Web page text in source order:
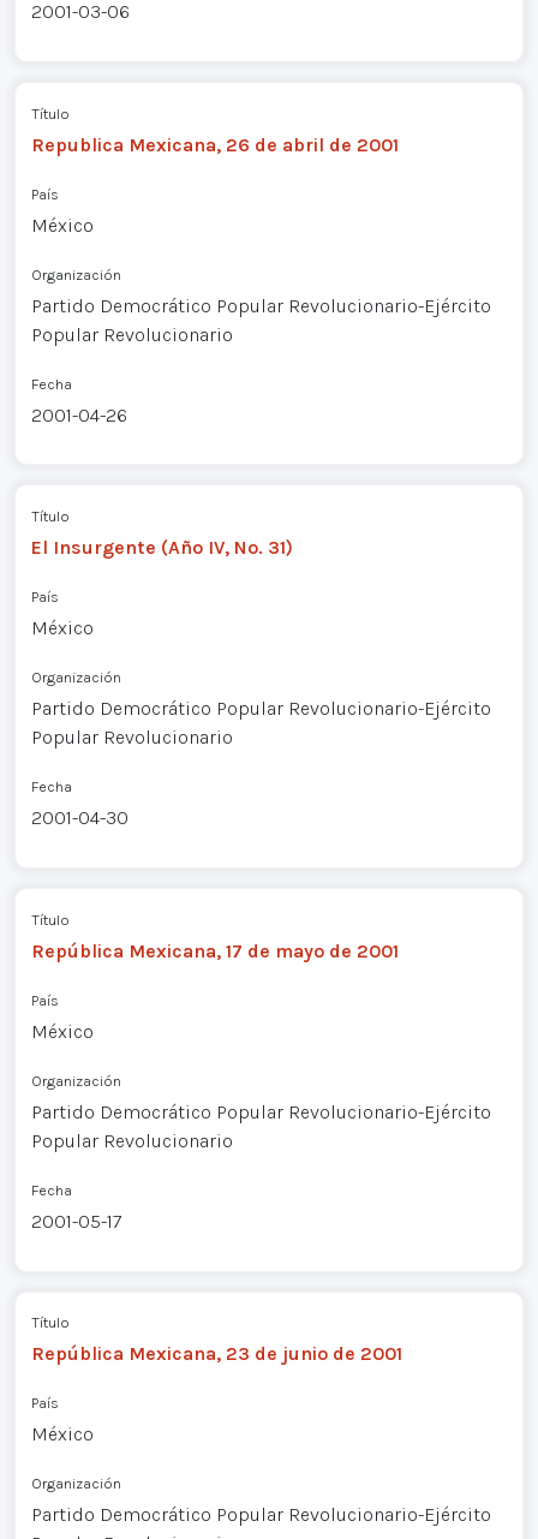
2001-03-06
Título
Republica Mexicana, 26 de abril de 2001
País
México
Organización
Partido Democrático Popular Revolucionario-Ejército
Popular Revolucionario
Fecha
2001-04-26
Título
El Insurgente (Año IV, No. 31)
País
México
Organización
Partido Democrático Popular Revolucionario-Ejército
Popular Revolucionario
Fecha
2001-04-30
Título
República Mexicana, 17 de mayo de 2001
País
México
Organización
Partido Democrático Popular Revolucionario-Ejército
Popular Revolucionario
Fecha
2001-05-17
Título
República Mexicana, 23 de junio de 2001
País
México
Organización
Partido Democrático Popular Revolucionario-Ejército